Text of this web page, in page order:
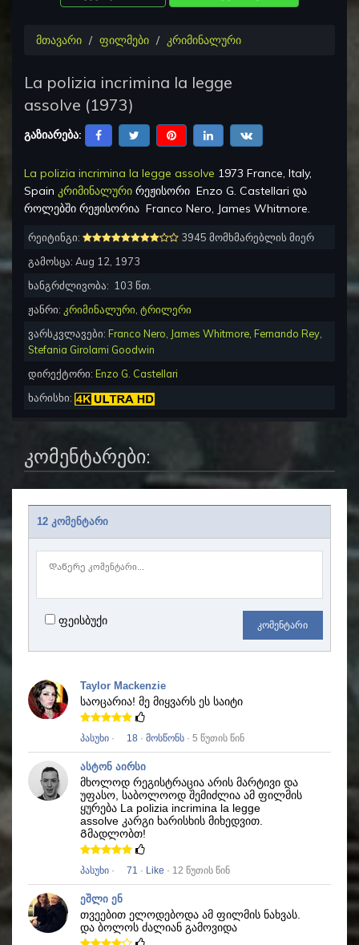
მთავარი ფილმები კრიმინალური
La polizia incrimina la legge
assolve (1973)
გაზიარება:
La polizia incrimina la legge assolve 1973 France, Italy,
Spain კრიმინალური რეჟისორი Enzo G. Castellari და
როლებში რეჟისორია Franco Nero, James Whitmore.
რეიტინგი:
3945 მომხმარებლის მიერ
გამოსცა: Aug 12, 1973
ხანგრძლივობა: 103 წთ.
ჟანრი: კრიმინალური ტრილერი
ვარსკვლავები: Franco Nero James Whitmore Fernando Rey
Stefania Girolami Goodwin
დირექტორი: Enzo G. Castellari
ხარისხი:
კომენტარები:
12 კომენტარი
ფეისბუქი კომენტარი
Taylor Mackenzie
საოცარია! მე მიყვარს ეს საიტი
პასუხი · 18 · მოსწონს · 5 წუთის წინ
ასტონ აირსი
მხოლოდ რეგისტრაცია არის მარტივი და
უფასო, საბოლოოდ შემიძლია ამ ფილმის
ყურება La polizia incrimina la legge
assolve კარგი ხარისხის მიხედვით.
Გმადლობთ!
პასუხი · 71 · Like · 12 წუთის წინ
ეშლი ენ
თვეებით ელოდებოდა ამ ფილმის ნახვას.
და ბოლოს ძალიან გამოვიდა